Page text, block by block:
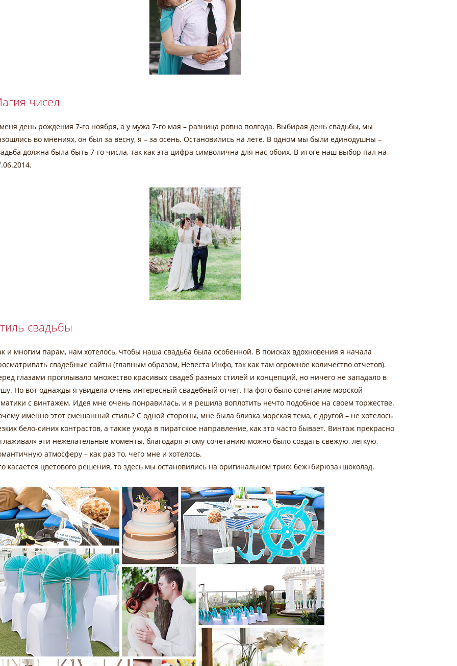
чисел
день рождения 7-го ноября, а у мужа 7-го мая – разница ровно полгода. Выбирая день свадьбы, мы
во мнениях, он был за весну, я – за осень. Остановились на лете. В одном мы были единодушны –
должна была быть 7-го числа, так как эта цифра символична для нас обоих. В итоге наш выбор пал на
свадьбы
и многим парам, нам хотелось, чтобы наша свадьба была особенной. В поисках вдохновения я начала
свадебные сайты (главным образом, Невеста Инфо, так как там огромное количество отчетов).
глазами проплывало множество красивых свадеб разных стилей и концепций, но ничего не западало в
Но вот однажды я увидела очень интересный свадебный отчет. На фото было сочетание морской
с винтажем. Идея мне очень понравилась, и я решила воплотить нечто подобное на своем торжестве.
именно этот смешанный стиль? С одной стороны, мне была близка морская тема, с другой – не хотелось
бело-синих контрастов, а также ухода в пиратское направление, как это часто бывает. Винтаж прекрасно
эти нежелательные моменты, благодаря этому сочетанию можно было создать свежую, легкую,
атмосферу – как раз то, чего мне и хотелось.
касается цветового решения, то здесь мы остановились на оригинальном трио: беж+бирюза+шоколад.